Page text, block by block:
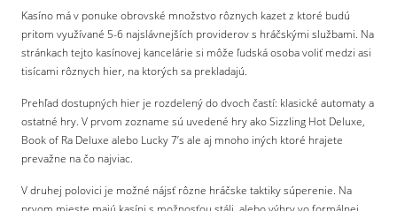
Kasíno má v ponuke obrovské množstvo rôznych kazet z ktoré budú
pritom využívané 5-6 najslávnejších providerov s hráčskými službami. Na
stránkach tejto kasínovej kancelárie si môže ľudská osoba voliť medzi asi
tisícami rôznych hier, na ktorých sa prekladajú.
Prehľad dostupných hier je rozdelený do dvoch častí: klasické automaty a
ostatné hry. V prvom zozname sú uvedené hry ako Sizzling Hot Deluxe,
Book of Ra Deluxe alebo Lucky 7’s ale aj mnoho iných ktoré hrajete
prevažne na čo najviac.
V druhej polovici je možné nájsť rôzne hráčske taktiky súperenie. Na